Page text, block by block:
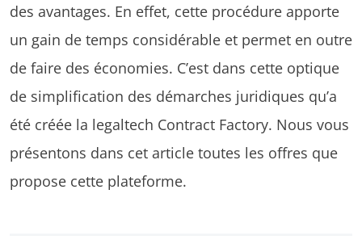
des avantages. En effet, cette procédure apporte
un gain de temps considérable et permet en outre
de faire des économies. C’est dans cette optique
de simplification des démarches juridiques qu’a
été créée la legaltech Contract Factory. Nous vous
présentons dans cet article toutes les offres que
propose cette plateforme.